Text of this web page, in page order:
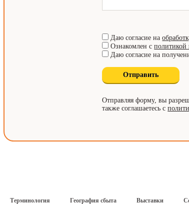
Даю согласие на
Ознакомлен сполитикой
Даю согласие на
Отправляя форму, вы
также соглашаетесь с
Терминология География сбыта Выставки